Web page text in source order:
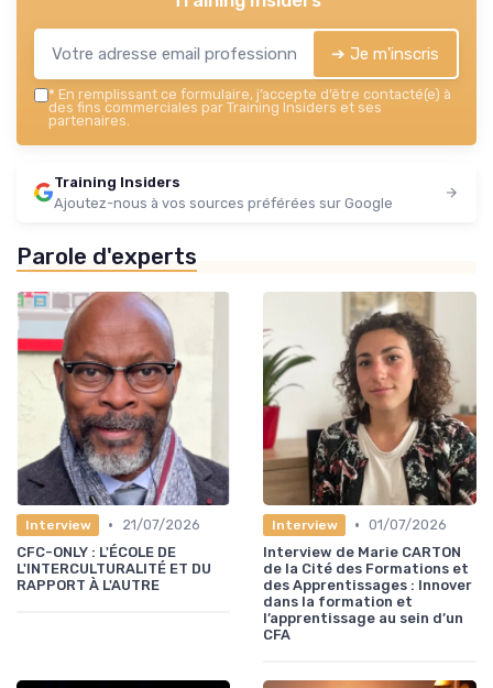
➔ Je m'inscris
* En remplissant ce formulaire, j’accepte d’être contacté(e) à
des fins commerciales par Training Insiders et ses
partenaires.
Training Insiders
Ajoutez-nous à vos sources préférées sur Google
Parole d'experts
Interview •
21/07/2026
CFC-ONLY : L'ÉCOLE DE
L'INTERCULTURALITÉ ET DU
RAPPORT À L'AUTRE
Interview • 01/07/2026
Interview de Marie CARTON
de la Cité des Formations et
des Apprentissages : Innover
dans la formation et
l’apprentissage au sein d’un
CFA